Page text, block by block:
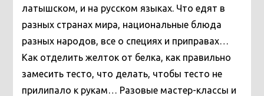
латышском, и на русском языках. Что едят в
разных странах мира, национальные блюда
разных народов, все о специях и приправах…
Как отделить желток от белка, как правильно
замесить тесто, что делать, чтобы тесто не
прилипало к рукам… Разовые мастер-классы и